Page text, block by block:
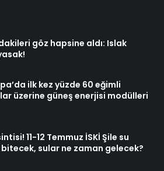
göz hapsine aldı: Islak
ilk kez yüzde 60 eğimli
üzerine güneş enerjisi modülleri
11-12 Temmuz İSKİ Şile su
sular ne zaman gelecek?